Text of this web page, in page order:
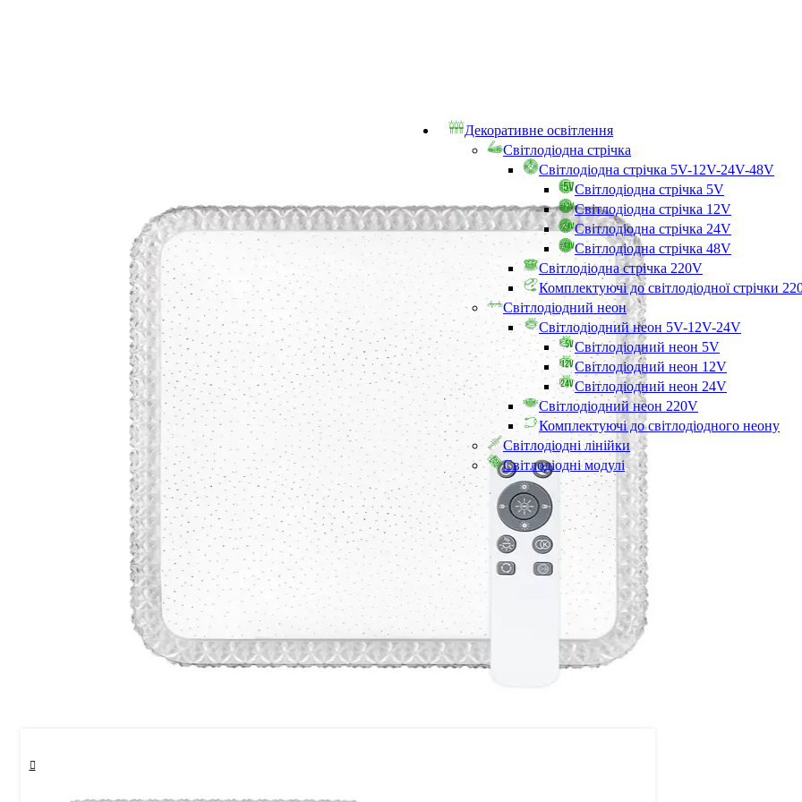
Декоративне освітлення
Світлодіодна стрічка
Світлодіодна стрічка 5V-12V-24V-48V
Світлодіодна стрічка 5V
Світлодіодна стрічка 12V
Світлодіодна стрічка 24V
Світлодіодна стрічка 48V
Світлодіодна стрічка 220V
Комплектуючі до світлодіодної стрічки
Світлодіодний неон
Світлодіодний неон 5V-12V-24V
Світлодіодний неон 5V
Світлодіодний неон 12V
Світлодіодний неон 24V
Світлодіодний неон 220V
Комплектуючі до світлодіодного неону
Світлодіодні лінійки
Світлодіодні модулі